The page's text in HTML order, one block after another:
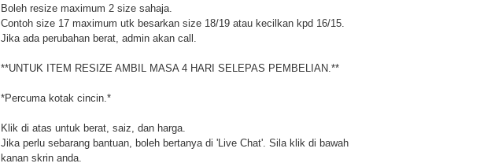
Boleh resize maximum 2 size sahaja.
Contoh size 17 maximum utk besarkan size 18/19 atau kecilkan kpd 16/15.
Jika ada perubahan berat, admin akan call.
**UNTUK ITEM RESIZE AMBIL MASA 4 HARI SELEPAS PEMBELIAN.**
*Percuma kotak cincin.*
Klik di atas untuk berat, saiz, dan harga.
Jika perlu sebarang bantuan, boleh bertanya di 'Live Chat'. Sila klik di bawah
kanan skrin anda.